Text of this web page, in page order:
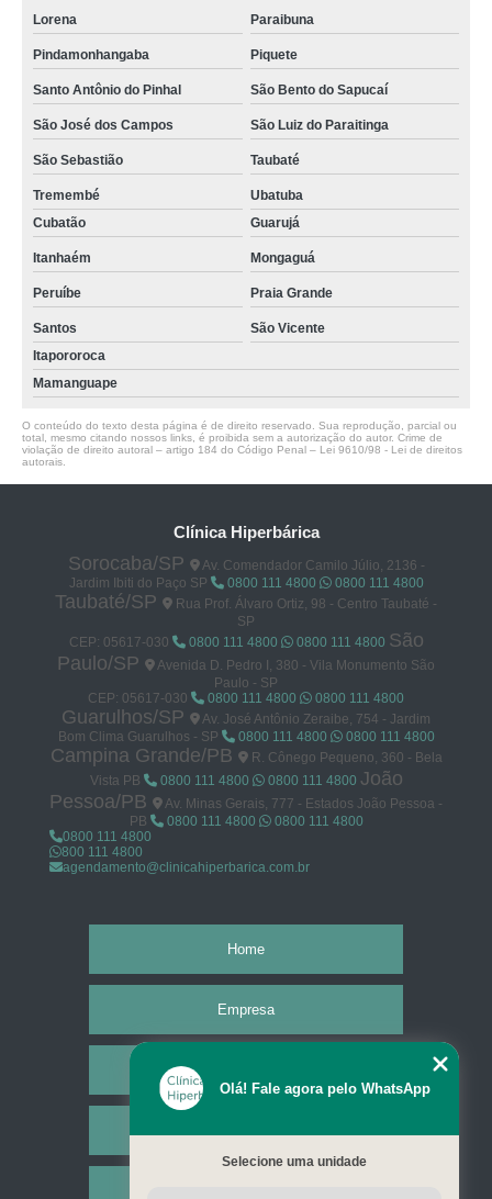
Lorena Paraibuna
Pindamonhangaba Piquete
Santo Antônio do Pinhal São Bento do Sapucaí
São José dos Campos São Luiz do Paraitinga
São Sebastião Taubaté
Tremembé
Ubatuba
Cubatão
Guarujá
Itanhaém Mongaguá
Peruíbe Praia Grande
Santos
São Vicente
Itapororoca
Mamanguape
O conteúdo do texto desta página é de direito reservado. Sua reprodução, parcial ou
total, mesmo citando nossos links, é proibida sem a autorização do autor. Crime de
violação de direito autoral – artigo 184 do Código Penal – Lei 9610/98 - Lei de direitos
autorais
Clínica Hiperbárica
Sorocaba/SP
Av. Comendador Camilo Júlio, 2136 -
Jardim Ibiti do Paço SP
0800 111 4800 0800 111 4800
Taubaté/SP
Rua Prof. Álvaro Ortiz, 98 - Centro Taubaté -
SP
CEP: 05617-030
0800 111 4800 0800 111 4800 São
Paulo/SP
Avenida D. Pedro I, 380 - Vila Monumento São
Paulo - SP
CEP: 05617-030
0800 111 4800 0800 111 4800
Guarulhos/SP
Av. José Antônio Zeraibe, 754 - Jardim
Bom Clima Guarulhos - SP
0800 111 4800 0800 111 4800
Campina Grande/PB
R. Cônego Pequeno, 360 - Bela
Vista PB
0800 111 4800 0800 111 4800 João
Pessoa/PB
Av. Minas Gerais, 777 - Estados João Pessoa -
PB
0800 111 4800
0800 111 4800
0800 111 4800
800 111 4800
agendamento@clinicahiperbarica.com.br
Home
Empresa
Olá! Fale agora pelo WhatsApp
Selecione uma unidade